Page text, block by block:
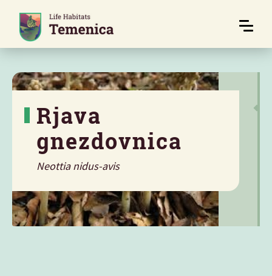
Rjava
gnezdovnica
Neottia nidus-avis